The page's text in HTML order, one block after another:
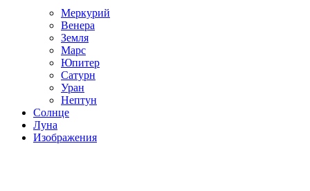
Меркурий
Венера
Земля
Марс
Юпитер
Сатурн
Уран
Нептун
Солнце
Луна
Изображения